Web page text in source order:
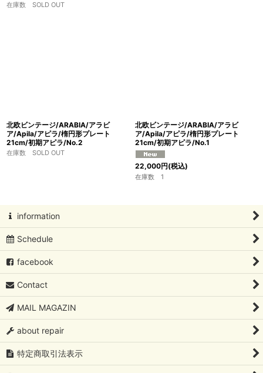
在庫数 SOLD OUT
北欧ビンテージ/ARABIA/アラビ
ア/Apila/アピラ/楕円形プレート
21cm/初期アピラ/No.2
在庫数 SOLD OUT
北欧ビンテージ/ARABIA/アラビ
ア/Apila/アピラ/楕円形プレート
21cm/初期アピラ/No.1
22,000円(税込)
在庫数 1
information
Schedule
facebook
Contact
MAIL MAGAZIN
about repair
特定商取引法表示